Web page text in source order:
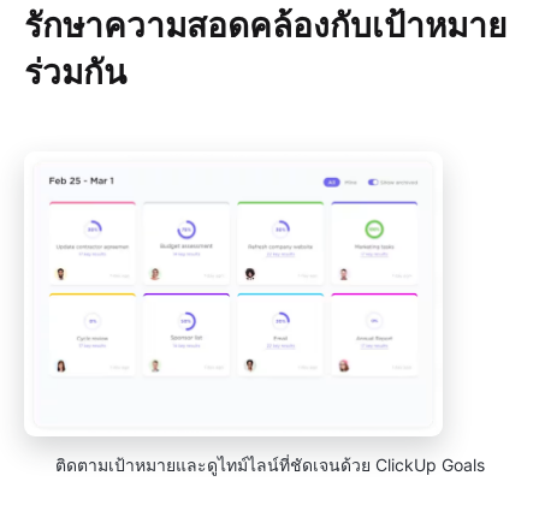
รักษาความสอดคล้องกับเป้าหมาย
ร่วมกัน
ติดตามเป้าหมายและดูไทม์ไลน์ที่ชัดเจนด้วย ClickUp Goals